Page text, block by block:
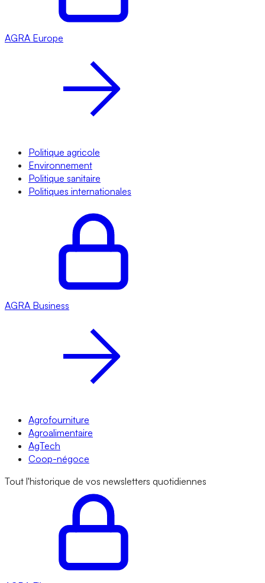
AGRA Europe
Politique agricole
Environnement
Politique sanitaire
Politiques internationales
AGRA Business
Agrofourniture
Agroalimentaire
AgTech
Coop-négoce
Tout l'historique de vos newsletters quotidiennes